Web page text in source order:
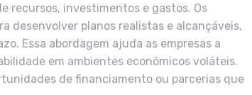
recursos, investimentos e gastos. Os
desenvolver planos realistas e alcançáveis,
Essa abordagem ajuda as empresas a
em ambientes econômicos voláteis.
de financiamento ou parcerias que